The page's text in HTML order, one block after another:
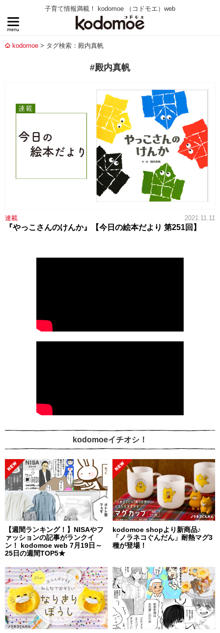
子育て情報満載！ kodomoe （コドモエ）web
kodomoe タグ検索：殿内真帆
#殿内真帆
連載 2021.11.11
『やっこさんのけんか』【今日の絵本だより 第251回】
kodomoeイチオシ！
【週間ランキング！】NISAやフ
ァッションの記事がランクイ
ン！ kodomoe web 7月19日～
25日の週間TOP5★
kodomoe shopより新商品♪
「ノラネコぐんだん」耐熱マグ3
種が登場！